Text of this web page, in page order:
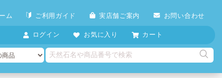
ム ご利用ガイド 実店舗ご案内 お問い合わせ
ログイン お気に入り カート